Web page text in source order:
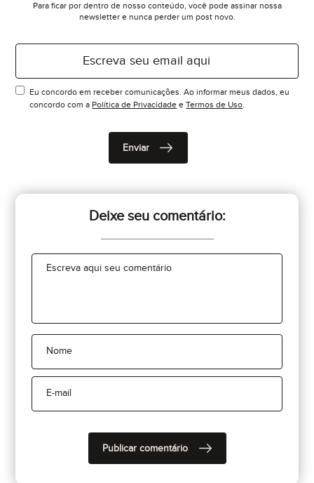
Para ficar por dentro de nosso conteúdo, você pode assinar nossa
newsletter e nunca perder um post novo.
Eu concordo em receber comunicações. Ao informar meus dados, eu
concordo com a Política de Privacidade eTermos de Uso.
Deixe seu comentário: